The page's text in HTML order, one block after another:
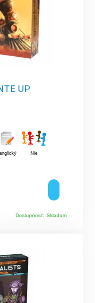
UP
anglický Nie
Dostupnosť: Skladom